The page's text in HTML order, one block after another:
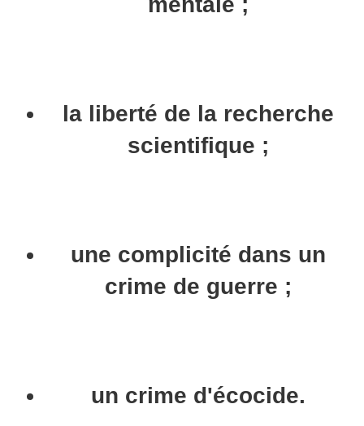
la liberté de la recherche
scientifique ;
une complicité dans un
crime de guerre ;
un crime d'écocide.